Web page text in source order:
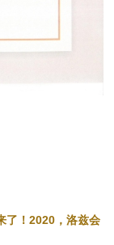
了！2020，洛兹会